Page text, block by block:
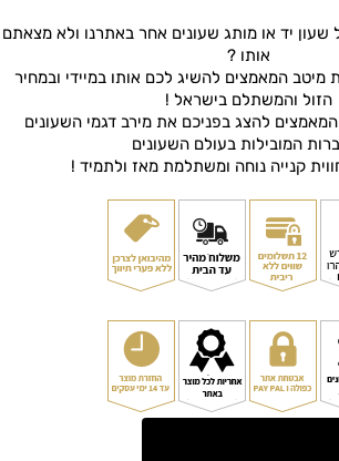
יד או מותג שעונים אחר באתרנו ולא מצאתם
אותו ?
המאמצים להשיג לכם אותו במיידי ובמחיר
הזול והמשתלם בישראל !
להצג בפניכם את מירב דגמי השעונים
המובילות בעולם השעונים
קנייה נוחה ומשתלמת מאז ולתמיד !